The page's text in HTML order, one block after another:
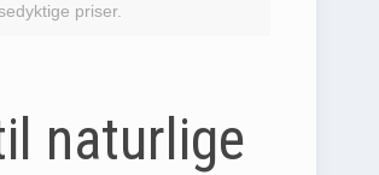
priser.
naturlige